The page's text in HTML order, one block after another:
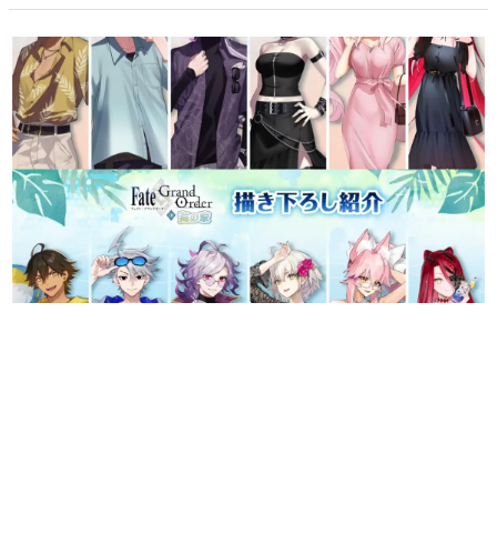
ゲームに多大な影響を受けた作家さんに取材し、ゲームが
日本のコンテンツ産業やカルチャーに与えた影響を探る企
画です。
日本モバイルゲーム産業史
日本のモバイルゲーム史における主要なトピック・タイト
ルを網羅するほか、開発者へのインタビューや識者による
解説を掲載。約20年の歴史が一望できる決定版！
若ゲのいたり〜ゲームクリエイターの青春〜
『うつヌケ』『ペンと箸』等で知られるマンガ家・田中圭
一先生によるゲーム業界レポートマンガです。
なんでゲームは面白い？